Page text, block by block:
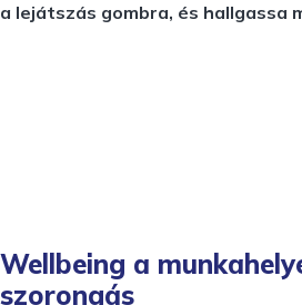
a lejátszás gombra, és hallgassa
Wellbeing a
szorongás